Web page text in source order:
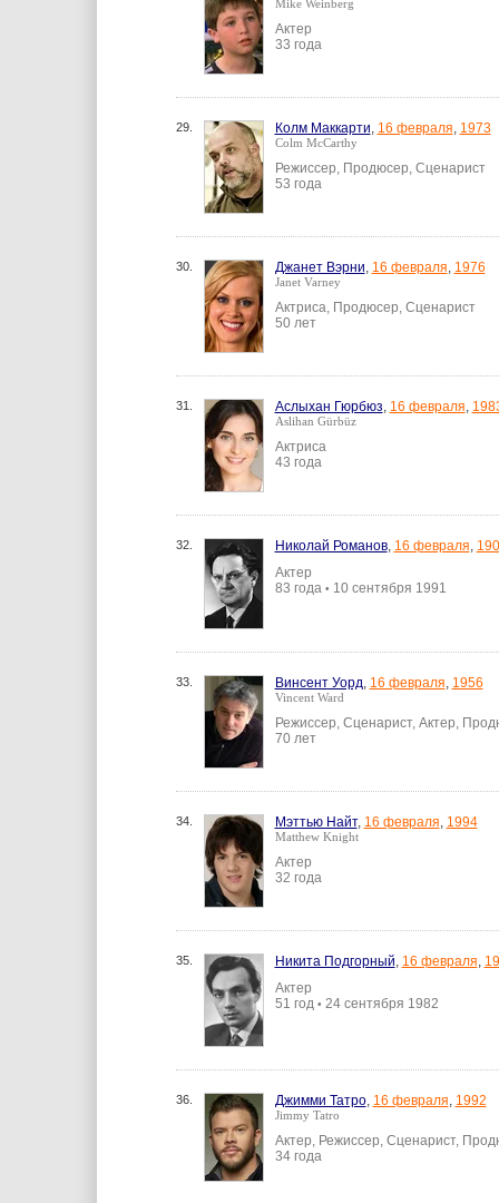
Mike Weinberg
Актер
33 года
29. Колм Маккарти, 16 февраля, 1973
Colm McCarthy
Режиссер, Продюсер, Сценарист
53 года
30. Джанет Вэрни, 16 февраля, 1976
Janet Varney
Актриса, Продюсер, Сценарист
50 лет
31. Аслыхан Гюрбюз, 16 февраля,
Aslihan Gürbüz
Актриса
43 года
32. Николай Романов, 16 февраля,
Актер
83 года • 10 сентября 1991
33. Винсент Уорд, 16 февраля, 1956
Vincent Ward
Режиссер, Сценарист, Актер,
70 лет
34. Мэттью Найт, 16 февраля, 1994
Matthew Knight
Актер
32 года
35. Никита Подгорный, 16 февраля,
Актер
51 год • 24 сентября 1982
36. Джимми Татро, 16 февраля, 1992
Jimmy Tatro
Актер, Режиссер, Сценарист,
34 года